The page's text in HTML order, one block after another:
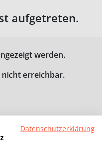
aufgetreten.
werden.
nicht erreichbar.
Datenschutzerklärung